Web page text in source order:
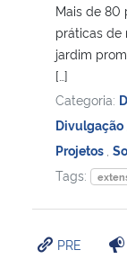
Mais de 80
práticas de
jardim
[…]
Categoria:
Divulgação
Projetos
Tags:
PRE